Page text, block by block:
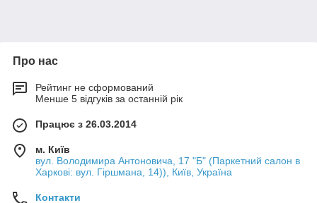
Про нас
Рейтинг не сформований
Менше 5 відгуків за останній рік
Працює з 26.03.2014
м. Київ
вул. Володимира Антоновича, 17 "Б" (Паркетний салон в
Харкові: вул. Гіршмана, 14)), Київ, Україна
Контакти